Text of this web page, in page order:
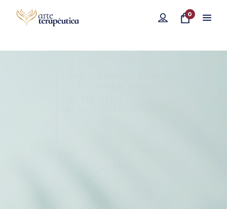
0